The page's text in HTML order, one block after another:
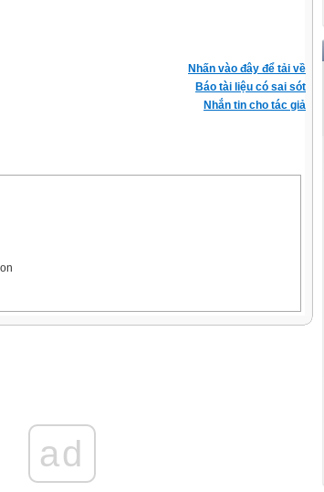
Nhấn vào đây để tải về
Báo tài liệu có sai sót
Nhắn tin cho tác giả
ad